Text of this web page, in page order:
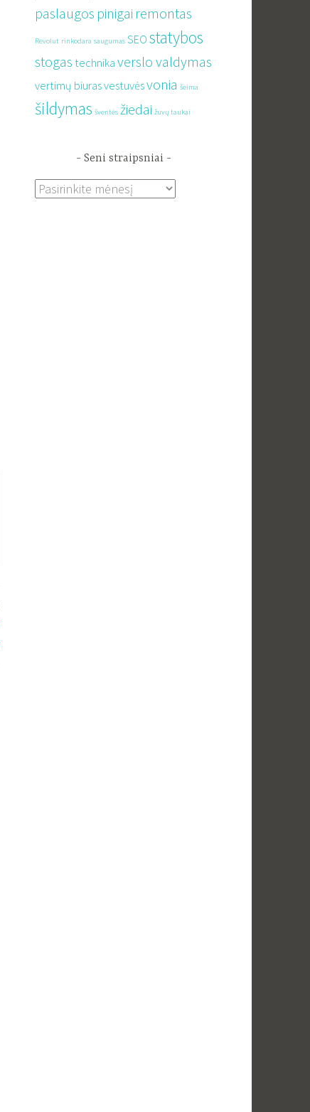
paslaugos pinigai remontas
Revolut rinkodara saugumas SEO statybos
stogas technika verslo valdymas
vertimų biurasvestuvėsvonia šeima
šildymas šventės žiedai žuvų taukai
Seni straipsniai
Seni